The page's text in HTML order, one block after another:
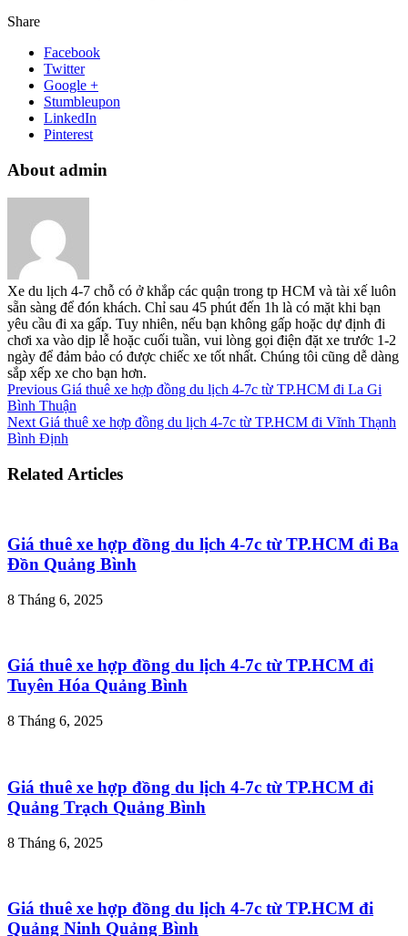
Share
Facebook
Twitter
Google +
Stumbleupon
LinkedIn
Pinterest
About admin
Xe du lịch 4-7 chỗ có ở khắp các quận trong tp HCM và tài xế luôn
sẵn sàng để đón khách. Chỉ sau 45 phút đến 1h là có mặt khi bạn
yêu cầu đi xa gấp. Tuy nhiên, nếu bạn không gấp hoặc dự định đi
chơi xa vào dịp lễ hoặc cuối tuần, vui lòng gọi điện đặt xe trước 1-2
ngày để đảm bảo có được chiếc xe tốt nhất. Chúng tôi cũng dễ dàng
sắp xếp xe cho bạn hơn.
Previous Giá thuê xe hợp đồng du lịch 4-7c từ TP.HCM đi La Gi
Bình Thuận
Next Giá thuê xe hợp đồng du lịch 4-7c từ TP.HCM đi Vĩnh Thạnh
Bình Định
Related Articles
Giá thuê xe hợp đồng du lịch 4-7c từ TP.HCM đi Ba
Đồn Quảng Bình
8 Tháng 6, 2025
Giá thuê xe hợp đồng du lịch 4-7c từ TP.HCM đi
Tuyên Hóa Quảng Bình
8 Tháng 6, 2025
Giá thuê xe hợp đồng du lịch 4-7c từ TP.HCM đi
Quảng Trạch Quảng Bình
8 Tháng 6, 2025
Giá thuê xe hợp đồng du lịch 4-7c từ TP.HCM đi
Quảng Ninh Quảng Bình